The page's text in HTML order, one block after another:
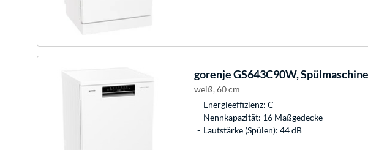
gorenjeGS643C90W, Spülmaschine
weiß, 60 cm
Energieeffizienz: C
Nennkapazität: 16 Maßgedecke
Lautstärke (Spülen): 44 dB